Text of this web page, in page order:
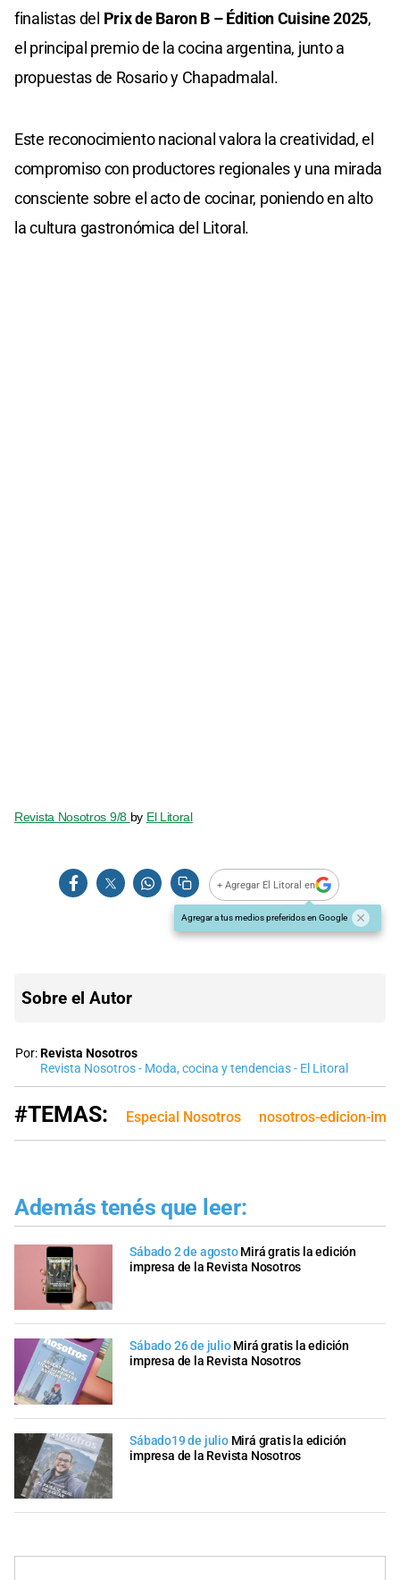
finalistas del Prix de Baron B – Édition Cuisine 2025,
el principal premio de la cocina argentina, junto a
propuestas de Rosario y Chapadmalal.
Este reconocimiento nacional valora la creatividad, el
compromiso con productores regionales y una mirada
consciente sobre el acto de cocinar, poniendo en alto
la cultura gastronómica del Litoral.
Revista Nosotros 9/8 by El Litoral
+ Agregar El Litoral en
Agregar a tus medios preferidos en Google
Sobre el Autor
Por:Revista Nosotros
Revista Nosotros - Moda, cocina y tendencias - El Litoral
#TEMAS: Especial Nosotros nosotros-edicion-
Además tenés que leer:
Sábado 2 de agosto Mirá gratis la edición
impresa de la Revista Nosotros
Sábado 26 de julio Mirá gratis la edición
impresa de la Revista Nosotros
Sábado19 de julio Mirá gratis la edición
impresa de la Revista Nosotros